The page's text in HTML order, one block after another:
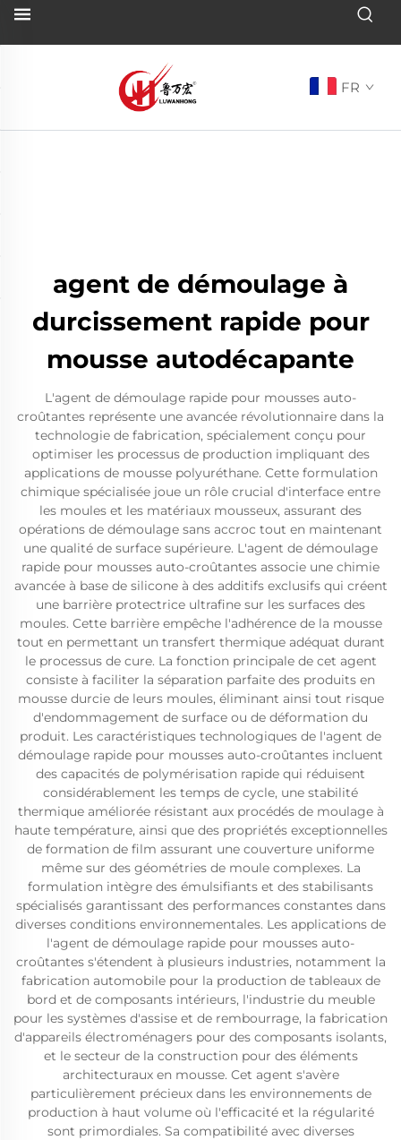
FR
agent de démoulage à
durcissement rapide pour
mousse autodécapante
L'agent de démoulage rapide pour mousses auto-
croûtantes représente une avancée révolutionnaire dans la
technologie de fabrication, spécialement conçu pour
optimiser les processus de production impliquant des
applications de mousse polyuréthane. Cette formulation
chimique spécialisée joue un rôle crucial d'interface entre
les moules et les matériaux mousseux, assurant des
opérations de démoulage sans accroc tout en maintenant
une qualité de surface supérieure. L'agent de démoulage
rapide pour mousses auto-croûtantes associe une chimie
avancée à base de silicone à des additifs exclusifs qui créent
une barrière protectrice ultrafine sur les surfaces des
moules. Cette barrière empêche l'adhérence de la mousse
tout en permettant un transfert thermique adéquat durant
le processus de cure. La fonction principale de cet agent
consiste à faciliter la séparation parfaite des produits en
mousse durcie de leurs moules, éliminant ainsi tout risque
d'endommagement de surface ou de déformation du
produit. Les caractéristiques technologiques de l'agent de
démoulage rapide pour mousses auto-croûtantes incluent
des capacités de polymérisation rapide qui réduisent
considérablement les temps de cycle, une stabilité
thermique améliorée résistant aux procédés de moulage à
haute température, ainsi que des propriétés exceptionnelles
de formation de film assurant une couverture uniforme
même sur des géométries de moule complexes. La
formulation intègre des émulsifiants et des stabilisants
spécialisés garantissant des performances constantes dans
diverses conditions environnementales. Les applications de
l'agent de démoulage rapide pour mousses auto-
croûtantes s'étendent à plusieurs industries, notamment la
fabrication automobile pour la production de tableaux de
bord et de composants intérieurs, l'industrie du meuble
pour les systèmes d'assise et de rembourrage, la fabrication
d'appareils électroménagers pour des composants isolants,
et le secteur de la construction pour des éléments
architecturaux en mousse. Cet agent s'avère
particulièrement précieux dans les environnements de
production à haut volume où l'efficacité et la régularité
sont primordiales. Sa compatibilité avec diverses